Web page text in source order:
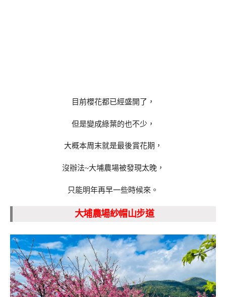
目前櫻花都已經盛開了，
但是變成綠葉的也不少，
大概本周末就是最後賞花期，
沒辦法~大埔農場被發現太晚，
只能明年再早一些時候來。
大埔農場紗帽山步道